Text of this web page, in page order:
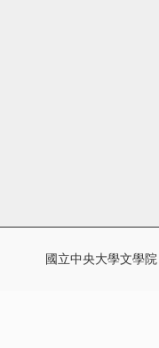
國立中央大學文學